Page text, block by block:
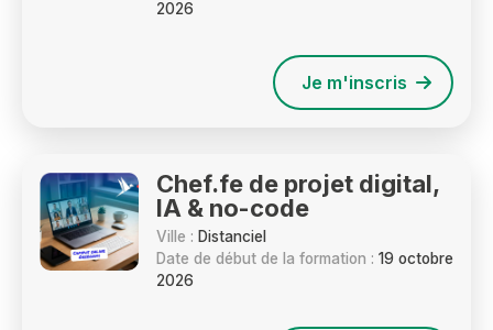
2026
Je m'inscris
Chef.fe de projet digital,
IA & no-code
Ville : Distanciel
Date de début de la formation : 19 octobre
2026